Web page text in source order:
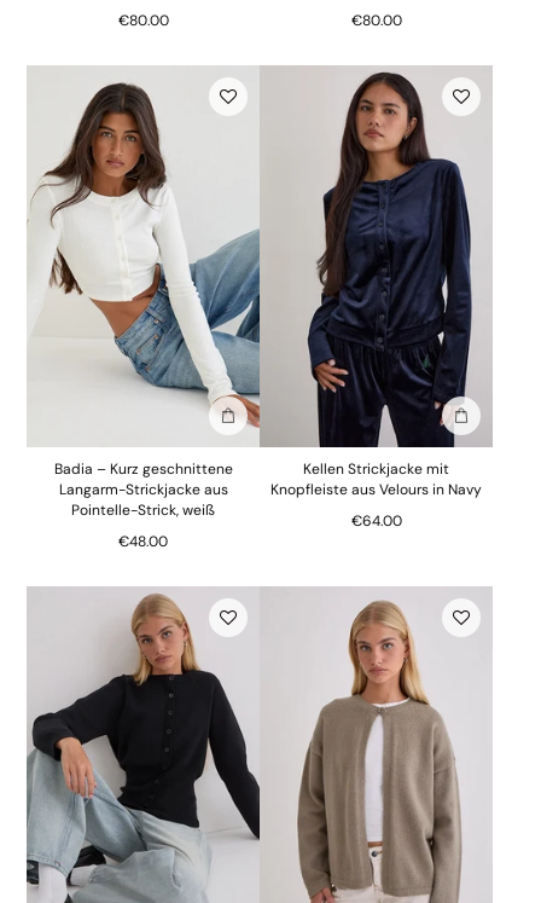
€80.00
€80.00
In die Tasche stecken
Badia – Kurz geschnittene
Langarm-Strickjacke aus
Pointelle-Strick, weiß
€48.00
In die
Kellen Strickjacke mit
Knopfleiste aus Velours in Navy
€64.00